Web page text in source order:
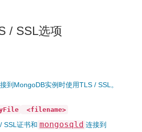
/ SSL选项
到MongoDB实例时使用TLS / SSL。
<filename>
SSL证书和 mongosqld 连接到